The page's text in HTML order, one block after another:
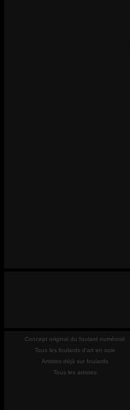
Concept original du foulard numéroté
Tous les foulards d'art en soie
Artistes déjà sur foulards
Tous les artistes